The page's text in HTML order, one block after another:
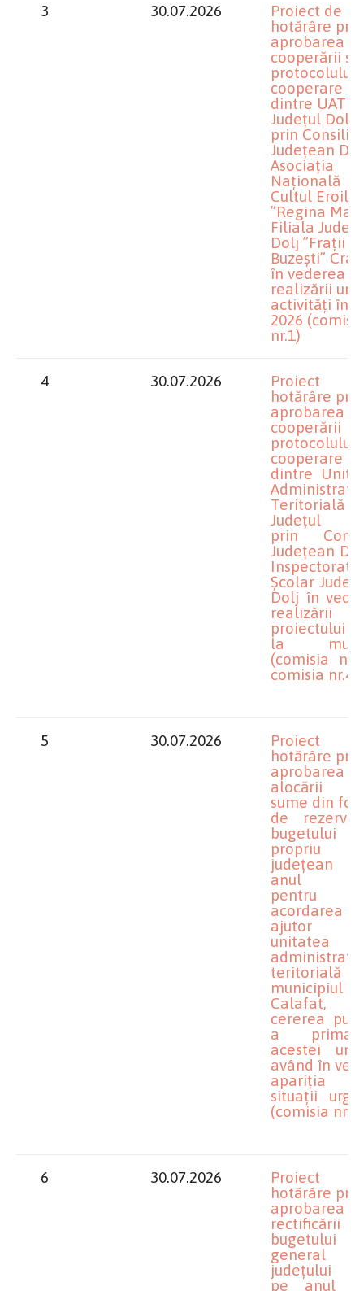
3 30.07.2026
Proiect de
hotărâre
aprobarea
cooperării și
protocolului
cooperare
dintre UAT
Județul Dolj
prin Consiliu
Județean
Asociația
Națională
Cultul Eroilor
”Regina
Filiala
Dolj ”Frații
Buzești”
în vederea
realizării
activități în
2026
nr.1)
4 30.07.2026
Proiect
hotărâre
aprobarea
cooperării
protocolului
cooperare
dintre
Administrativ
Teritorială
Județul
prin
Județean
Inspectoratul
Școlar
Dolj în
realizării
proiectului
la
(comisia
comisia nr.4)
5 30.07.2026
Proiect
hotărâre
aprobarea
alocării
sume din
de
bugetului
propriu
județean
anul
pentru
acordarea
ajutor
unitatea
teritorială
municipiul
Calafat,
cererea
a
acestei
având în
apariția
situații
(comisia nr.1)
6 30.07.2026
Proiect
hotărâre
aprobarea
rectificării
bugetului
general
județului
pe anul